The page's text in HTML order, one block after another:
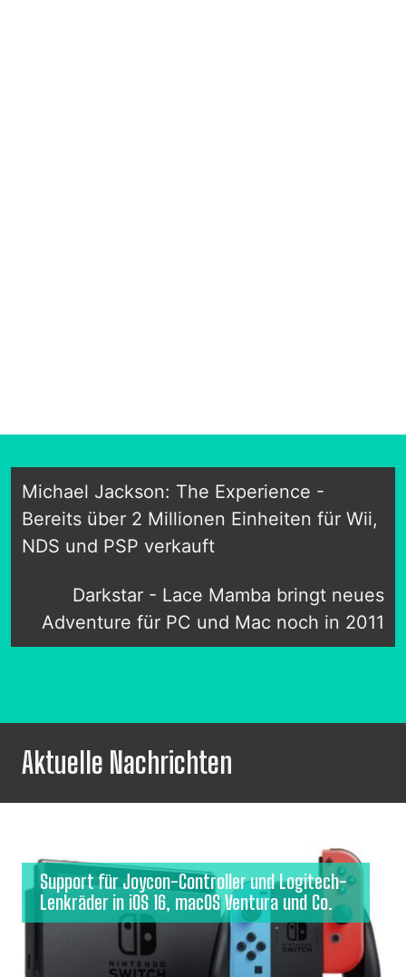
Michael Jackson: The Experience -
Bereits über 2 Millionen Einheiten für Wii,
NDS und PSP verkauft
Darkstar - Lace Mamba bringt neues
Adventure für PC und Mac noch in 2011
Aktuelle Nachrichten
Support für Joycon-Controller und Logitech-
Lenkräder in iOS 16, macOS Ventura und Co.